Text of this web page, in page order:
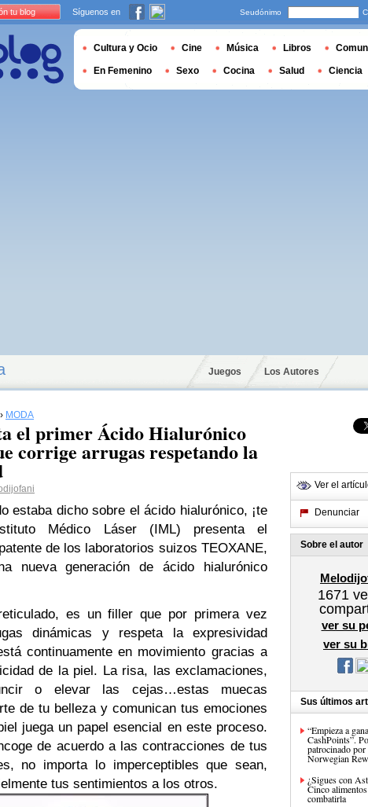
Juegos Los Autores
› MODA
el primer Ácido Hialurónico
corrige arrugas respetando la
estaba dicho sobre el ácido hialurónico, ¡te
Médico Láser (IML) presenta el
de los laboratorios suizos TEOXANE,
nueva generación de ácido hialurónico
es un filler que por primera vez
dinámicas y respeta la expresividad
continuamente en movimiento gracias a
de la piel. La risa, las exclamaciones,
o elevar las cejas…estas muecas
de tu belleza y comunican tus emociones
juega un papel esencial en este proceso.
de acuerdo a las contracciones de tus
no importa lo imperceptibles que sean,
tus sentimientos a los otros.
Ver el
Denunciar
Sobre el autor
1671
ver su
ver su
Sus últimos
“Empieza a
CashPoints”.
patrocinado por
Norwegian
¿Sigues con
Cinco
combatirla
tu blog Síguenos en Seudónimo
Cultura y Ocio Cine Música Libros
En Femenino Sexo Cocina Salud Ciencia